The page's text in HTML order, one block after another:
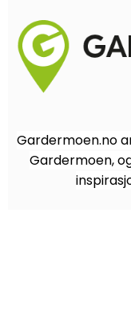
Gardermoen.no
Gardermoen,